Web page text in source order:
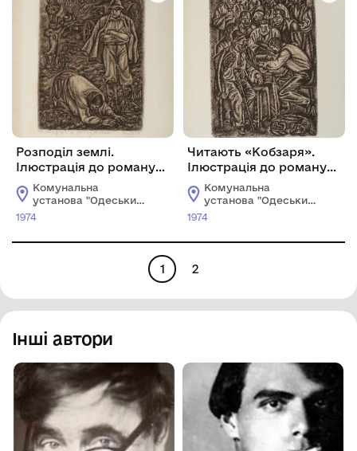
Розподіл землі.
Ілюстрація до роману
М. Томчанія «Жменяки»
Комунальна
установа "Одеський
національний
1974
Читають «Кобзаря».
Ілюстрація до роману
М. Томчанія «Жменяки»
Комунальна
установа "Одеський
національний
1974
1 2
Інші автори